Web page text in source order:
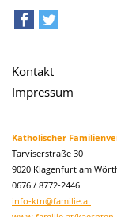
Kontakt
Impressum
Katholischer
Tarviserstraße 30
9020 Klagenfurt am
0676 / 8772-2446
info-ktn@familie.at